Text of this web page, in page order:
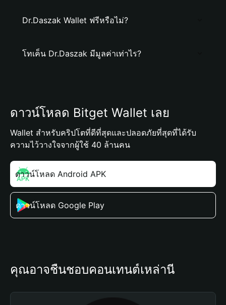
Dr.Daszak Wallet ฟรีหรือไม่?
โทเค็น Dr.Daszak มีมูลค่าเท่าไร?
ดาวน์โหลด Bitget Wallet เลย
Wallet สำหรับคริปโตที่ดีที่สุดและปลอดภัยที่สุดที่ได้รับ
ความไว้วางใจจากผู้ใช้ 40 ล้านคน
ดาวน์โหลด Android APK
ดาวน์โหลด Google Play
คุณอาจชื่นชอบคอนเทนต์เหล่านี้